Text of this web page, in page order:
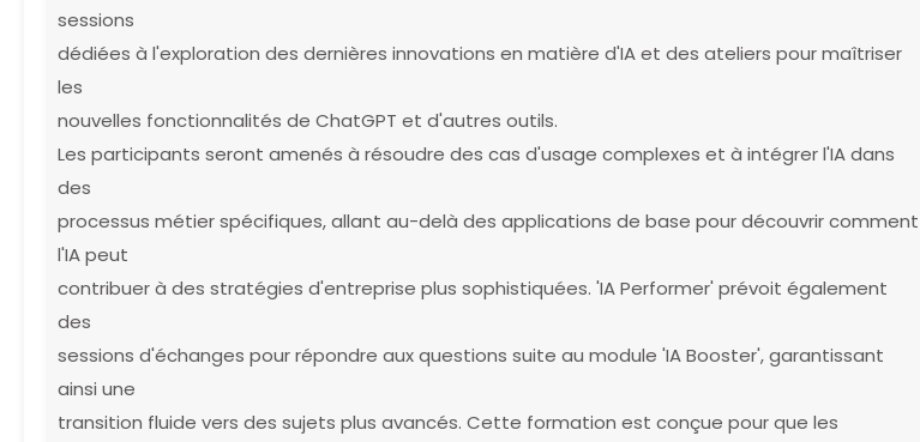
sessions
dédiées à l'exploration des dernières innovations en matière d'IA et des ateliers pour maîtriser
les
nouvelles fonctionnalités de ChatGPT et d'autres outils.
Les participants seront amenés à résoudre des cas d'usage complexes et à intégrer l'IA dans
des
processus métier spécifiques, allant au-delà des applications de base pour découvrir comment
l'IA peut
contribuer à des stratégies d'entreprise plus sophistiquées. 'IA Performer' prévoit également
des
sessions d'échanges pour répondre aux questions suite au module 'IA Booster', garantissant
ainsi une
transition fluide vers des sujets plus avancés. Cette formation est conçue pour que les